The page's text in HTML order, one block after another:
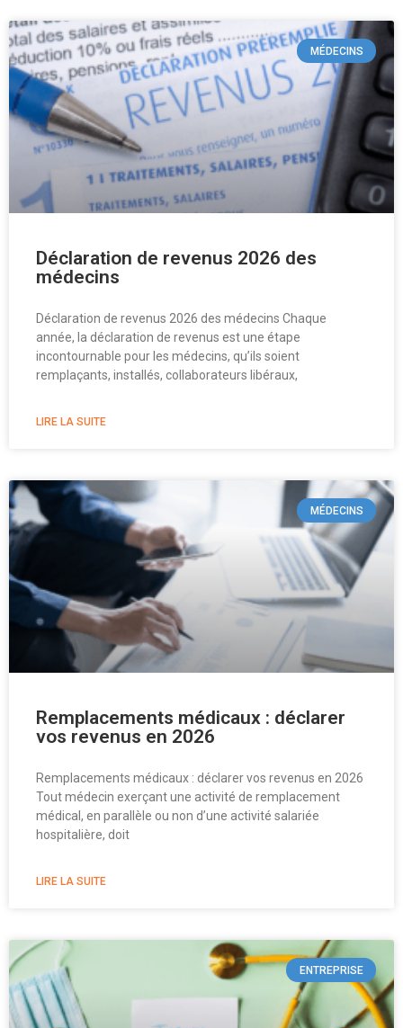
MÉDECINS
Déclaration de revenus 2026 des
médecins
Déclaration de revenus 2026 des médecins Chaque
année, la déclaration de revenus est une étape
incontournable pour les médecins, qu’ils soient
remplaçants, installés, collaborateurs libéraux,
LIRE LA SUITE
MÉDECINS
Remplacements médicaux : déclarer
vos revenus en 2026
Remplacements médicaux : déclarer vos revenus en 2026
Tout médecin exerçant une activité de remplacement
médical, en parallèle ou non d’une activité salariée
hospitalière, doit
LIRE LA SUITE
ENTREPRISE